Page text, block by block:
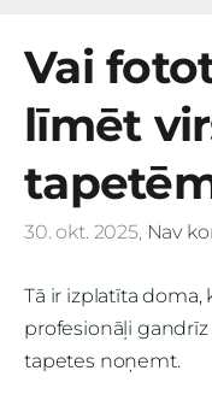
Vai
līmēt
30. okt. 2025, Nav
Tā ir izplatīta doma,
profesionāļi
tapetes noņemt.